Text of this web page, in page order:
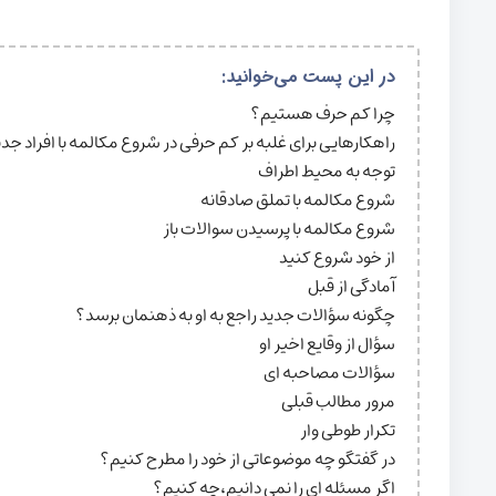
در این پست می‌خوانید:
چرا کم حرف هستیم؟
راهکارهایی برای غلبه بر کم حرفی در شروع مکالمه با افراد
توجه به محیط اطراف
شروع مکالمه با تملق صادقانه
شروع مکالمه با پرسیدن سوالات باز
از خود شروع کنید
آمادگی از قبل
چگونه سؤالات جدید راجع به او به ذهنمان برسد؟
سؤال از وقایع اخیر او
سؤالات مصاحبه ای
مرور مطالب قبلی
تکرار طوطی وار
در گفتگو چه موضوعاتی از خود را مطرح کنیم؟
اگر مسئله ای را نمی دانیم،چه کنیم؟